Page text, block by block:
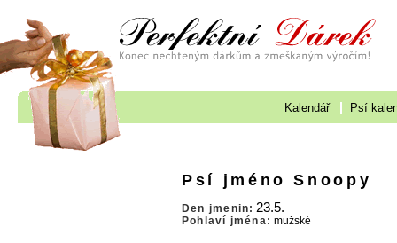
Kalendář Psí
Psí jméno Snoopy
Den jmenin: 23.5.
Pohlaví jména: mužské